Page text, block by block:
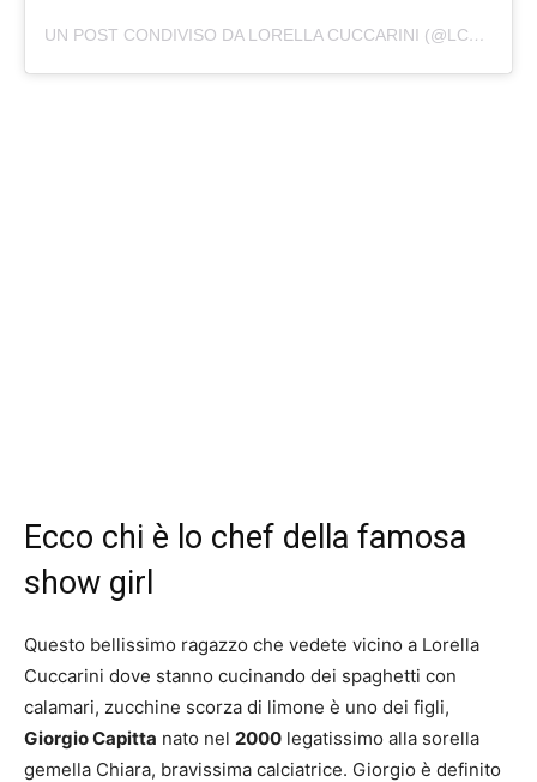
UN POST CONDIVISO DA LORELLA CUCCARINI (@LCUCCARINI)
Ecco chi è lo chef della famosa
show girl
Questo bellissimo ragazzo che vedete vicino a Lorella
Cuccarini dove stanno cucinando dei spaghetti con
calamari, zucchine scorza di limone è uno dei figli,
Giorgio Capitta nato nel 2000 legatissimo alla sorella
gemella Chiara, bravissima calciatrice. Giorgio è definito